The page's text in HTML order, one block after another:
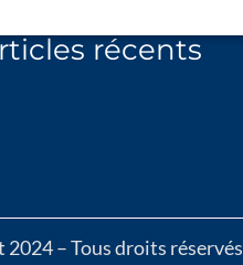
récents
– Tous droits réservés